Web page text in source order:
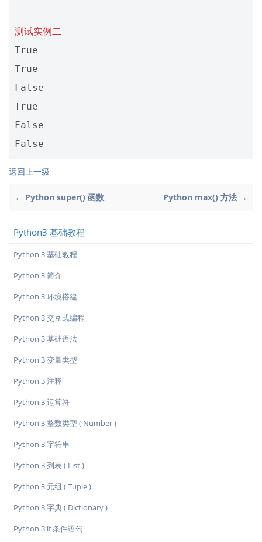
------------------------
测试实例二
True
True
False
True
False
False
返回上一级
← Python super() 函数 Python max() 方法 →
Python3 基础教程
Python 3 基础教程
Python 3 简介
Python 3 环境搭建
Python 3 交互式编程
Python 3 基础语法
Python 3 变量类型
Python 3 注释
Python 3 运算符
Python 3 整数类型 ( Number )
Python 3 字符串
Python 3 列表 ( List )
Python 3 元组 ( Tuple )
Python 3 字典 ( Dictionary )
Python 3 if 条件语句